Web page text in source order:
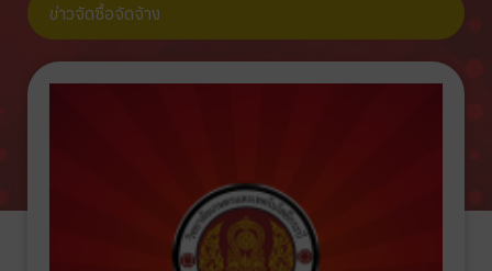
ข่าวจัดซื้อจัดจ้าง